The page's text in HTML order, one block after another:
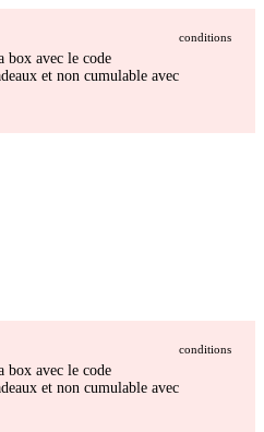
conditions
box avec le code
et non cumulable avec
conditions
box avec le code
et non cumulable avec